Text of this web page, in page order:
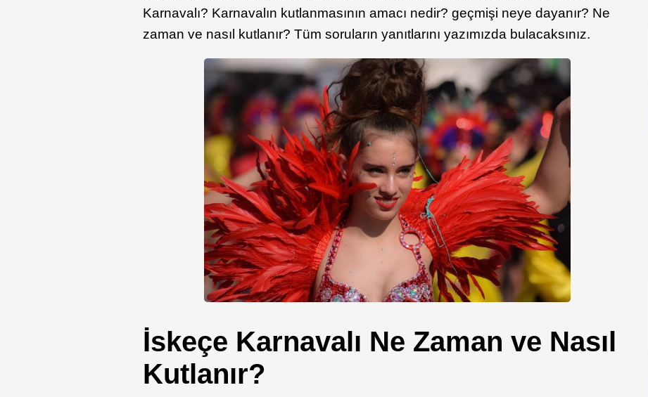
Karnavalı? Karnavalın kutlanmasının amacı nedir? geçmişi neye dayanır? Ne
zaman ve nasıl kutlanır? Tüm soruların yanıtlarını yazımızda bulacaksınız.
İskeçe Karnavalı Ne Zaman ve Nasıl
Kutlanır?